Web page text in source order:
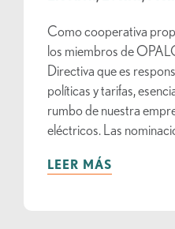
Como cooperativa
los miembros de
Directiva que es
políticas y tarifas,
rumbo de nuestra
eléctricos. Las
LEER MÁS